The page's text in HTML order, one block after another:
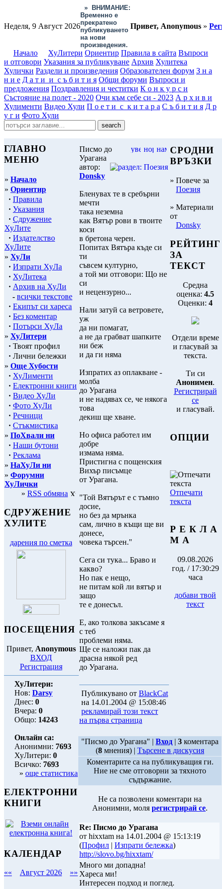
Неделя, 9 Август 2026
»
ВНИМАНИЕ:
Временно е
прекратено
публикуването
на нови
произведения.
Привет, Anonymous »
Начало ХуЛитери Ориентир Правила в сайта Въпроси
и отговори Указания за публикуване Архив Хулитека
Хулички Раздели и произведения Образователен форум З н а
н и е Д а т и и с ъ б и т и я Общи форуми Въпроси и
предложения Поздравления и честитки К о н к у р с и
Състояние на полет - 2020 Очи към себе си - 2023 А р х и в и
Хулименти Видео Хули П о е т и с к и т а р а С ъ б и т и я Д р
у г и Фото Хули
ГЛАВНО
МЕНЮ
» Начало
» Ориентир
· Правила
· Указания
· Сдружение
ХуЛите
· Издателство
ХуЛите
» ХуЛи
· Изпрати ХуЛа
· ХуЛитека
· Архив на ХуЛи
- всички текстове
· Екипът си хареса
· Без коментар
· Потърси ХуЛа
» ХуЛитери
· Твоят профил
· Лични бележки
» Още Хубости
· ХуЛименти
· Електронни книги
· Видео ХуЛи
· Фото ХуЛи
· Речници
· Стъкмистика
» ПоХвали ни
· Наши бутони
· Реклама
» НаХуЛи ни
» Форумни
ХуЛички
» RSS обмяна
СДРУЖЕНИЕ
ХУЛИТЕ
дарения по сметка
ПОСЕЩЕНИЯ
Привет, Anonymous
ВХОД
Регистрация
ХуЛитери:
Нов: Darsy
Днес: 0
Вчера: 0
Общо: 14243
Онлайн са:
Анонимни: 7693
ХуЛитери: 0
Всичко: 7693
» още статистика
ЕЛЕКТРОННИ
КНИГИ
КАЛЕНДАР
«« Август 2026 »»
Писмо до
Урагана
автор:
Donsky
Бленувах те в сребърни
мечти
така неземна
как Вятър рови в твоите
коси
в бретона черен.
Попитах Вятъра къде си
ти
съвсем културно,
а той ми отговори: Що не
си
и нецензурно...
Нали затуй са ветровете,
уж
да ни помагат,
а не да грабват шапките
ни беж
и да ги няма
Изпратих аз оплакване -
молба
до Урагана
и не надявах се, че някога
това
декиш ще хване.
Но офиса работел им
добре
измама няма.
Пристигна с пощенския
Вихър писъмце
от Урагана.
"Той Вятърът е с тъмно
досие,
но без да мрънка
сам, лично в къщи ще ви
донесе,
човека търсен."
Сега си тука... Браво и
какво?
Но пак е нещо,
не питам кой ли вятър и
защо
те е донесъл.
Е, ако толкова закъсаме я
с теб
проблеми няма.
Ще се наложи пак да
драсна някой ред
до Урагана.
Публикувано от BlackCat
на 14.01.2004 @ 15:08:46
рекламирай този текст
на първа страница
СРОДНИ
ВРЪЗКИ
» Повече за
Поезия
» Материали
от
Donsky
РЕЙТИНГ
ЗА
ТЕКСТ
Средна
оценка: 4.5
Оценки: 4
Отдели време
и гласувай за
текста.
Ти си
Анонимен.
Регистрирай
се
и гласувай.
ОПЦИИ
Отпечати
текста
Р Е К Л А
М А
09.08.2026
год. / 17:30:29
часа
добави твой
текст
"Писмо до Урагана" | Вход | 3 коментара
(8 мнения) | Търсене в дискусия
Коментарите са на публикуващия ги.
Ние не сме отговорни за тяхното
съдържание.
Не са позволени коментари на
Анонимни, моля регистрирай се.
Re: Писмо до Урагана
от hixxtam на 14.01.2004 @ 15:13:19
(Профил | Изпрати бележка)
http://slovo.bg/hixxtam/
Много ми допадна!
Хареса ми!
Интересен подход и поглед.